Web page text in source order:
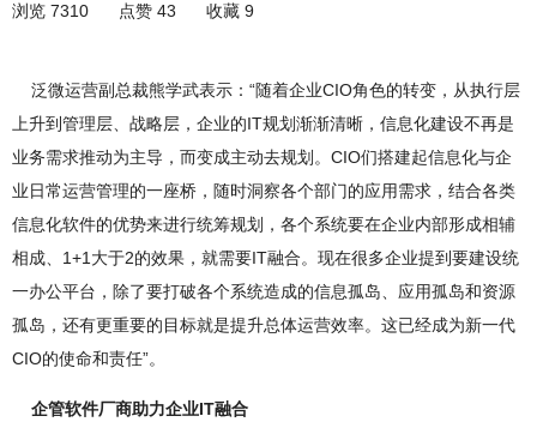
浏览 7310
点赞 43 收藏 9
泛微运营副总裁熊学武表示：“随着企业CIO角色的转变，从执行层
上升到管理层、战略层，企业的IT规划渐渐清晰，信息化建设不再是
业务需求推动为主导，而变成主动去规划。CIO们搭建起信息化与企
业日常运营管理的一座桥，随时洞察各个部门的应用需求，结合各类
信息化软件的优势来进行统筹规划，各个系统要在企业内部形成相辅
相成、1+1大于2的效果，就需要IT融合。现在很多企业提到要建设统
一办公平台，除了要打破各个系统造成的信息孤岛、应用孤岛和资源
孤岛，还有更重要的目标就是提升总体运营效率。这已经成为新一代
CIO的使命和责任”。
企管软件厂商助力企业IT融合